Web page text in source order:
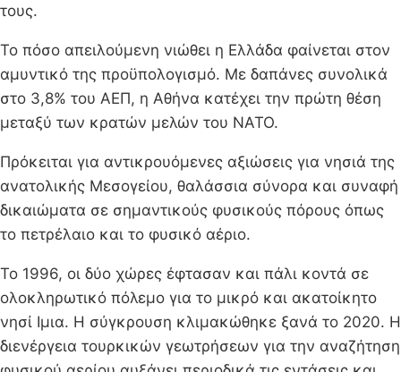
τους.
Το πόσο απειλούμενη νιώθει η Ελλάδα φαίνεται στον
αμυντικό της προϋπολογισμό. Με δαπάνες συνολικά
στο 3,8% του ΑΕΠ, η Αθήνα κατέχει την πρώτη θέση
μεταξύ των κρατών μελών του ΝΑΤΟ.
Πρόκειται για αντικρουόμενες αξιώσεις για νησιά της
ανατολικής Μεσογείου, θαλάσσια σύνορα και συναφή
δικαιώματα σε σημαντικούς φυσικούς πόρους όπως
το πετρέλαιο και το φυσικό αέριο.
Το 1996, οι δύο χώρες έφτασαν και πάλι κοντά σε
ολοκληρωτικό πόλεμο για το μικρό και ακατοίκητο
νησί Ιμια. Η σύγκρουση κλιμακώθηκε ξανά το 2020. Η
διενέργεια τουρκικών γεωτρήσεων για την αναζήτηση